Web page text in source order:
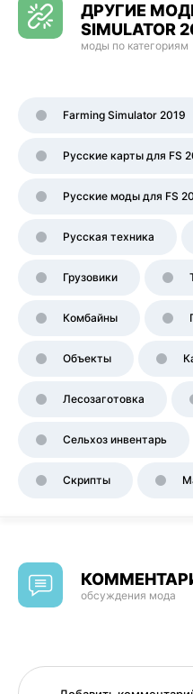
ДРУГИЕ
SIMULATOR
моды по категориям
Farming Simulator 2019
Русские карты для FS
Русские моды для FS
Русская техника
Грузовики
Комбайны
Объекты
Лесозаготовка
Сельхоз инвентарь
Скрипты
обсуждения мода